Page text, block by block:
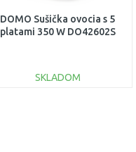
DOMO Sušička ovocia s 5
platami 350 W DO42602S
SKLADOM